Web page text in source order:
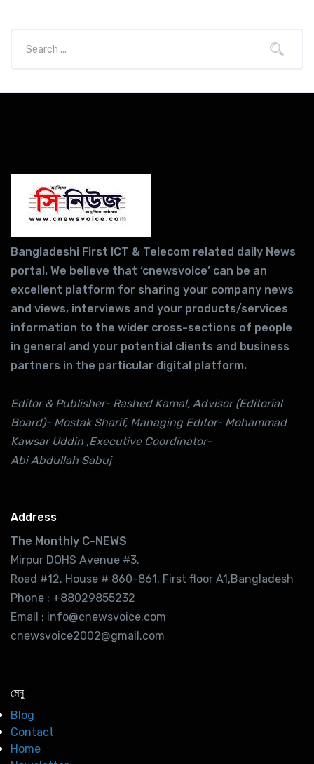
Bangladeshi First ICT & Telecom related daily News
portal. We believe that ‘cnewsvoice’ can be an
excellent platform for sharing your company news
and views, interviews and your products/services
information to the wider cross-sections of people
in general and your potential clients and business
partners in the particular digital platform.
Editor & Publisher- Rashed Kamal, Advisor (Editorial
Board)- Mostak Sharif, Managing Editor- Mohammad
Kawsar Uddin ,Executive Coordinator-
Abi Abdullah Sabuj
Address
The Monthly C-NEWS
Mirpur DOHS Avenue #3.
Road #12. House # 860-861. First floor A1,Bangladesh
Phone : +88029855232
Email : info@cnewsvoice.com
cnewsvoice2002@gmail.com
মেনু
Blog
Contact
Home